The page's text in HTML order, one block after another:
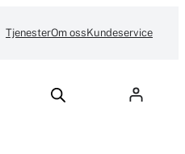
TjenesterOm ossKundeservice